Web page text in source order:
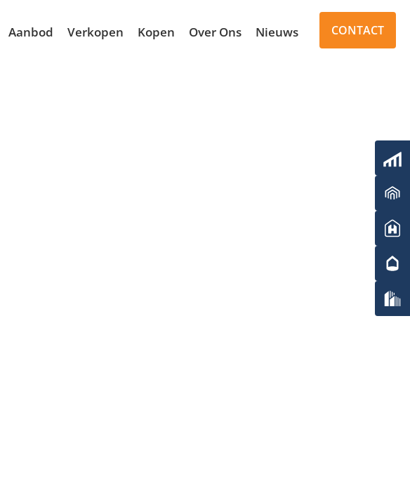
Aanbod Verkopen Kopen Over Ons Nieuws CONTACT